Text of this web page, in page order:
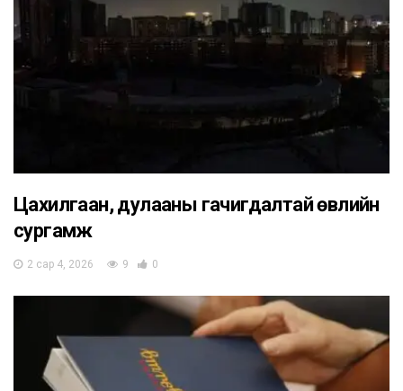
Цахилгаан, дулааны гачигдалтай өвлийн
сургамж
2 сар 4, 2026 9 0